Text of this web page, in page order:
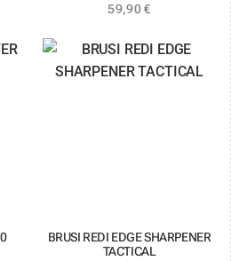
59,90€
BRUSI REDI EDGE SHARPENER
TACTICAL